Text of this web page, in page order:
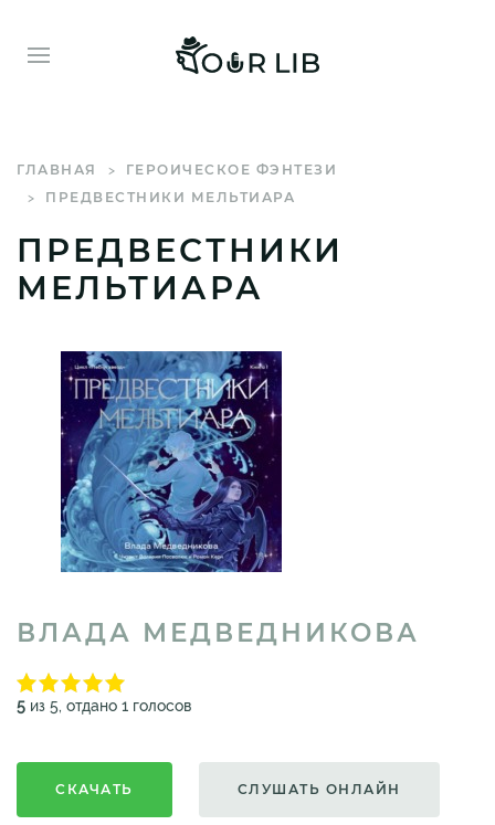
ГЛАВНАЯ
ГЕРОИЧЕСКОЕ ФЭНТЕЗИ
ПРЕДВЕСТНИКИ МЕЛЬТИАРА
ПРЕДВЕСТНИКИ
МЕЛЬТИАРА
ВЛАДА МЕДВЕДНИКОВА
5 из 5, отдано 1 голосов
СКАЧАТЬ СЛУШАТЬ ОНЛАЙН